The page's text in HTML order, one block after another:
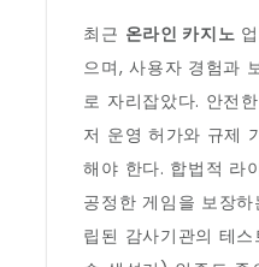
최근 온라인 카지노
으며, 사용자 경험과
로 자리잡았다. 안전
저 운영 허가와 규제
해야 한다. 합법적 라
공정한 게임을 보장
립된 감사기관의 테